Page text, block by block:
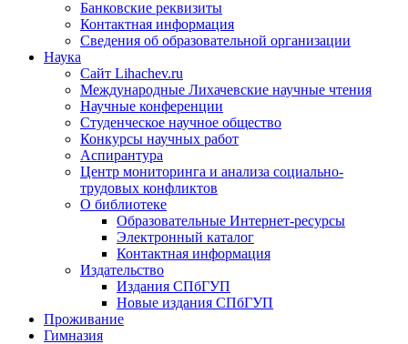
Банковские реквизиты
Контактная информация
Сведения об образовательной организации
Наука
Сайт Lihachev.ru
Международные Лихачевские научные чтения
Научные конференции
Студенческое научное общество
Конкурсы научных работ
Аспирантура
Центр мониторинга и анализа социально-
трудовых конфликтов
О библиотеке
Образовательные Интернет-ресурсы
Электронный каталог
Контактная информация
Издательство
Издания СПбГУП
Новые издания СПбГУП
Проживание
Гимназия